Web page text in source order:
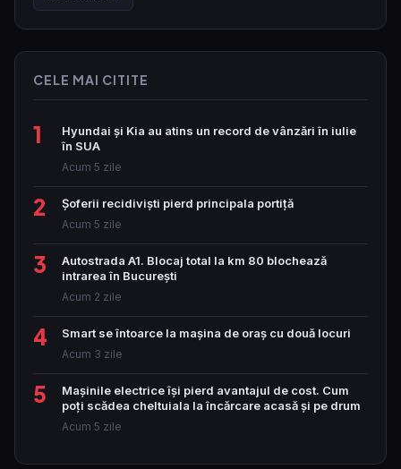
CELE MAI CITITE
1
Hyundai și Kia au atins un record de vânzări în iulie
în SUA
Acum 5 zile
2 Șoferii recidiviști pierd principala portiță
Acum 5 zile
3
Autostrada A1. Blocaj total la km 80 blochează
intrarea în București
Acum 2 zile
4 Smart se întoarce la mașina de oraș cu două locuri
Acum 3 zile
5
Mașinile electrice își pierd avantajul de cost. Cum
poți scădea cheltuiala la încărcare acasă și pe drum
Acum 5 zile